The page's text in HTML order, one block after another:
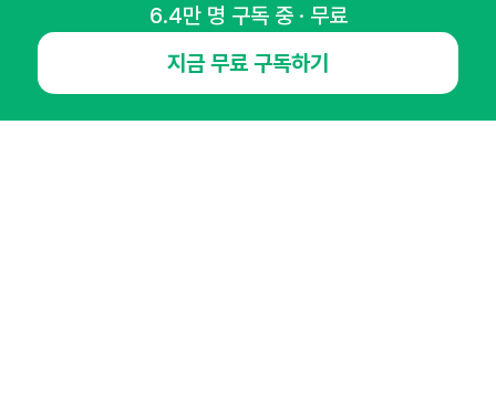
NHN AD
오픈애즈란 공지사항 제휴문의
인사이터 신청
뉴스레터
광고안내
6.4만 명 구독 중 · 무료
지금 무료 구독하기